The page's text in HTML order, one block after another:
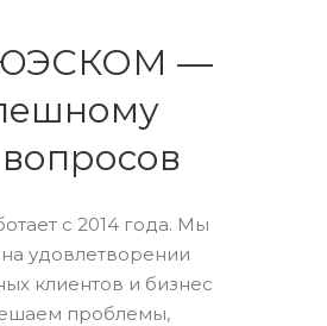
ЮЭСКОМ —
с 2014 года. Мы
удовлетворении
клиентов и бизнес
проблемы,